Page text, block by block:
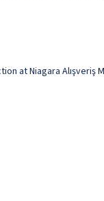
at Niagara